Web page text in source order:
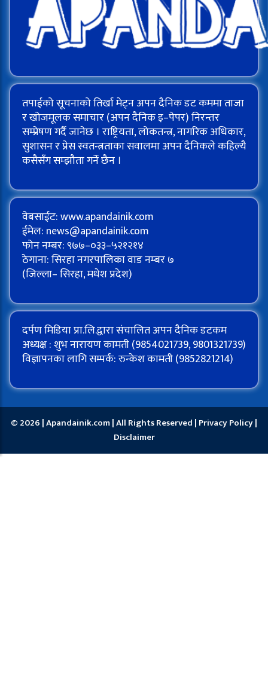
तपाईको सूचनाको तिर्खा मेट्न अपन दैनिक डट कममा ताजा
र खोजमूलक समाचार (अपन दैनिक इ–पेपर) निरन्तर
सम्प्रेषण गर्दै जानेछ । राष्ट्रियता, लोकतन्त्र, नागरिक अधिकार,
सुशासन र प्रेस स्वतन्त्रताका सवालमा अपन दैनिकले कहिल्यै
कसैसँग सम्झौता गर्ने छैन ।
वेबसाईट: www.apandainik.com
ईमेल: news@apandainik.com
फोन नम्बर: ९७७–०३३–५२१२१४
ठेगाना: सिरहा नगरपालिका वाड नम्बर ७
(जिल्ला– सिरहा, मधेश प्रदेश)
दर्पण मिडिया प्रा.लि.द्वारा संचालित अपन दैनिक डटकम
अध्यक्ष : शुभ नारायण कामती (9854021739, 9801321739)
विज्ञापनका लागि सम्पर्क: रुन्केश कामती (9852821214)
© 2026 | Apandainik.com | All Rights Reserved | Privacy Policy|
Disclaimer